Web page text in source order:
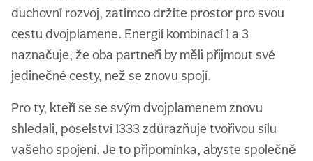
duchovní rozvoj, zatímco držíte prostor pro svou
cestu dvojplamene. Energií kombinací 1 a 3
naznačuje, že oba partneři by měli přijmout své
jedinečné cesty, než se znovu spojí.
Pro ty, kteří se se svým dvojplamenem znovu
shledali, poselství 1333 zdůrazňuje tvořivou sílu
vašeho spojení. Je to připomínka, abyste společně